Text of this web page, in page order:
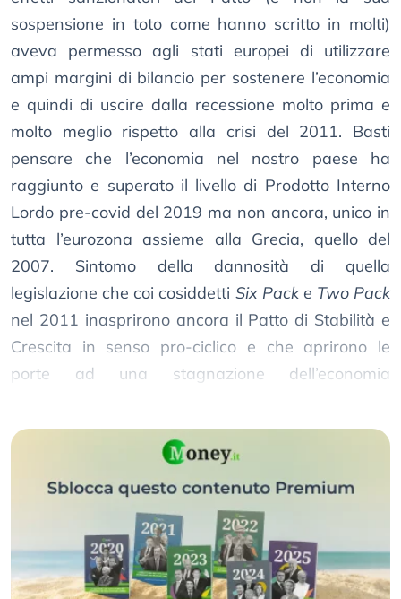
sospensione in toto come hanno scritto in molti)
aveva permesso agli stati europei di utilizzare
ampi margini di bilancio per sostenere l’economia
e quindi di uscire dalla recessione molto prima e
molto meglio rispetto alla crisi del 2011. Basti
pensare che l’economia nel nostro paese ha
raggiunto e superato il livello di Prodotto Interno
Lordo pre-covid del 2019 ma non ancora, unico in
tutta l’eurozona assieme alla Grecia, quello del
2007. Sintomo della dannosità di quella
legislazione che coi cosiddetti Six Packe Two Pack
nel 2011 inasprirono ancora il Patto di Stabilità e
Crescita in senso pro-ciclico e che aprirono le
porte ad una stagnazione dell’economia